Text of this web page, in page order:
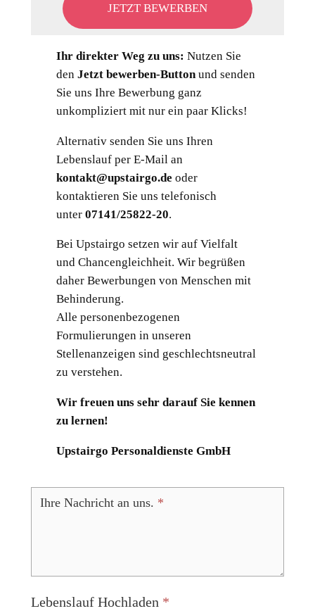
JETZT BEWERBEN
Ihr direkter Weg zu uns: Nutzen Sie
den Jetzt bewerben-Button und senden
Sie uns Ihre Bewerbung ganz
unkompliziert mit nur ein paar Klicks!
Alternativ senden Sie uns Ihren
Lebenslauf per E-Mail an
kontakt@upstairgo.de oder
kontaktieren Sie uns telefonisch
unter 07141/25822-20.
Bei Upstairgo setzen wir auf Vielfalt
und Chancengleichheit. Wir begrüßen
daher Bewerbungen von Menschen mit
Behinderung.
Alle personenbezogenen
Formulierungen in unseren
Stellenanzeigen sind geschlechtsneutral
zu verstehen.
Wir freuen uns sehr darauf Sie kennen
zu lernen!
Upstairgo Personaldienste GmbH
Bewerbung
Ihre Nachricht an uns. *
Lebenslauf Hochladen *